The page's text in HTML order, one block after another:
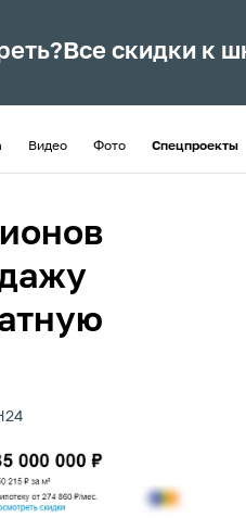
Все скидки к
Видео Фото Спецпроекты